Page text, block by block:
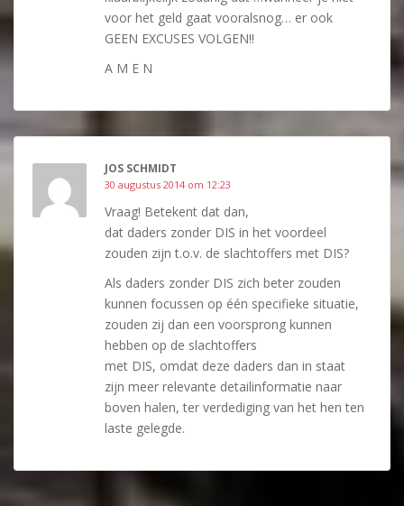
voor het geld gaat vooralsnog… er ook
GEEN EXCUSES VOLGEN!!
A M E N
JOS SCHMIDT
30 augustus 2014 om 12:23
Vraag! Betekent dat dan,
dat daders zonder DIS in het voordeel
zouden zijn t.o.v. de slachtoffers met DIS?
Als daders zonder DIS zich beter zouden
kunnen focussen op één specifieke situatie,
zouden zij dan een voorsprong kunnen
hebben op de slachtoffers
met DIS, omdat deze daders dan in staat
zijn meer relevante detailinformatie naar
boven halen, ter verdediging van het hen ten
laste gelegde.